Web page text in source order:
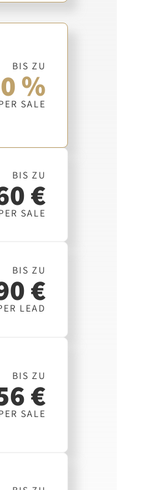
BIS ZU
%
SALE
BIS ZU
€
SALE
BIS ZU
€
LEAD
BIS ZU
€
SALE